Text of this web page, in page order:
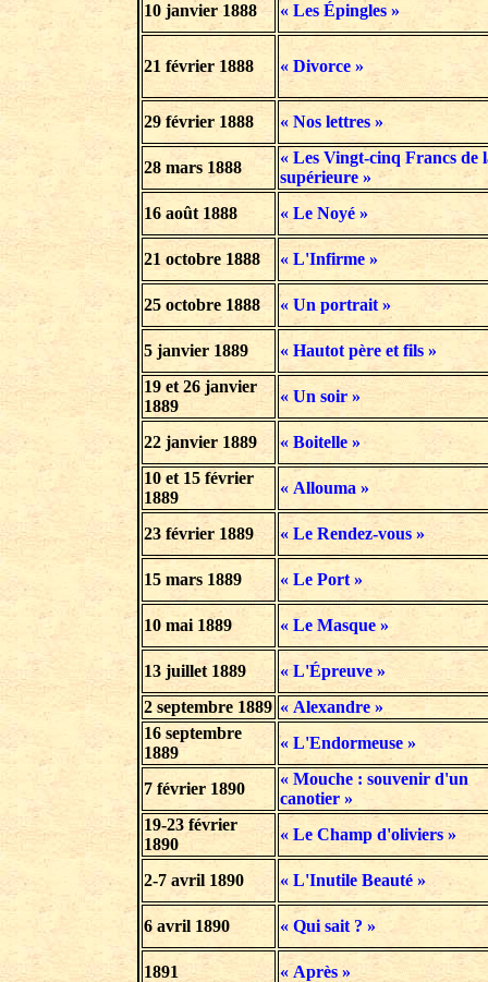
10 janvier 1888 « Les Épingles »
21 février 1888 « Divorce »
29 février 1888 « Nos lettres »
28 mars 1888
« Les Vingt-cinq Francs de
supérieure »
16 août 1888
« Le Noyé »
21 octobre 1888 « L'Infirme »
25 octobre 1888 « Un portrait »
5 janvier 1889
« Hautot père et fils »
19 et 26 janvier
1889
« Un soir »
22 janvier 1889
« Boitelle »
10 et 15 février
1889
« Allouma »
23 février 1889 « Le Rendez-vous »
15 mars 1889 « Le Port »
10 mai 1889 « Le Masque »
13 juillet 1889
« L'Épreuve »
2 septembre 1889 « Alexandre »
16 septembre
1889
« L'Endormeuse »
7 février 1890
« Mouche : souvenir d'un
canotier »
19-23 février
1890
« Le Champ d'oliviers »
2-7 avril 1890 « L'Inutile Beauté »
6 avril 1890 « Qui sait ? »
1891 « Après »